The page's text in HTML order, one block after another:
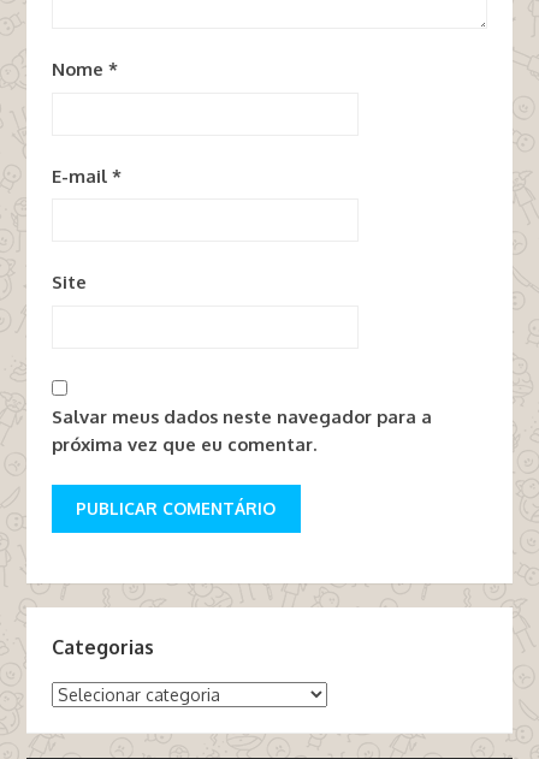
Nome *
E-mail *
Site
Salvar meus dados neste navegador para a
próxima vez que eu comentar.
Categorias
Categorias